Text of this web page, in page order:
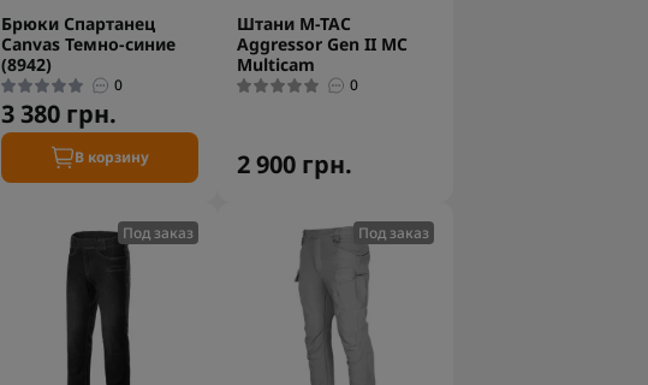
Брюки Спартанец
Canvas Темно-синие
(8942)
0
3 380 грн.
В корзину
Штани M-TAC
Aggressor Gen II MC
Multicam
0
2 900 грн.
Под заказ Под заказ